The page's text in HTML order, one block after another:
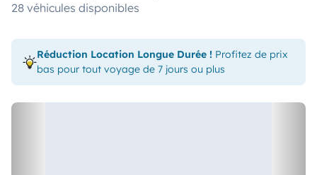
28 véhicules disponibles
Réduction Location Longue Durée ! Profitez de prix
bas pour tout voyage de 7 jours ou plus